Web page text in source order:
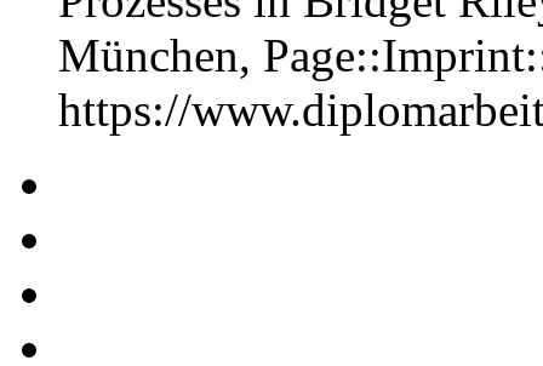
München,
https://